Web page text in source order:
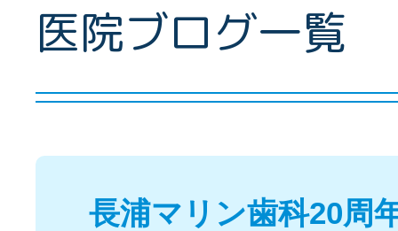
医院ブログ一覧
長浦マリン歯科20周